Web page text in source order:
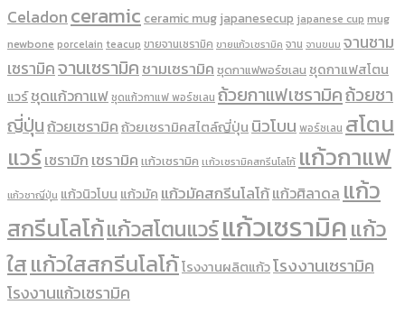
Celadonceramic ceramic mug japanesecup japanese cup mug
newbone porcelain teacup ขายจานเซรามิค ขายแก้วเซรามิค จาน จานขนม จานชาม
เซรามิคจานเซรามิคชามเซรามิค ชุดกาแฟพอร์ชเลน ชุดกาแฟสโตน
แวร์ชุดแก้วกาแฟชุดแก้วกาแฟ พอร์ซเลน ถ้วยกาแฟเซรามิคถ้วยชา
ญี่ปุ่นถ้วยเซรามิคถ้วยเซรามิคสไตล์ญี่ปุ่น นิวโบน พอร์ซเลน สโตน
แวร์เซรามิก เซรามิค เเก้วเซรามิค เเก้วเซรามิคสกรีนโลโก้ แก้วกาแฟ
แก้วชาญี่ปุ่น แก้วนิวโบน แก้วมัค แก้วมัคสกรีนโลโก้แก้วศิลาดล แก้ว
สกรีนโลโก้แก้วสโตนแวร์แก้วเซรามิคแก้ว
ใสแก้วใสสกรีนโลโก้โรงงานผลิตแก้วโรงงานเซรามิค
โรงงานแก้วเซรามิค